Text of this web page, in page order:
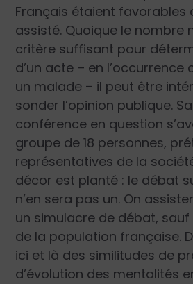
Français étaient favorables
assisté. Quoique le nombre
critère suffisant pour
d’un acte – en l’occurrence
un malade – il peut être
sonder l’opinion publique.
conférence en question
groupe de 18 personnes,
représentatives de la
décor est planté : le débat
n’en sera pas un. On
un simulacre de débat,
de la population française.
ici et là des similitudes de
d’évolution des mentalités